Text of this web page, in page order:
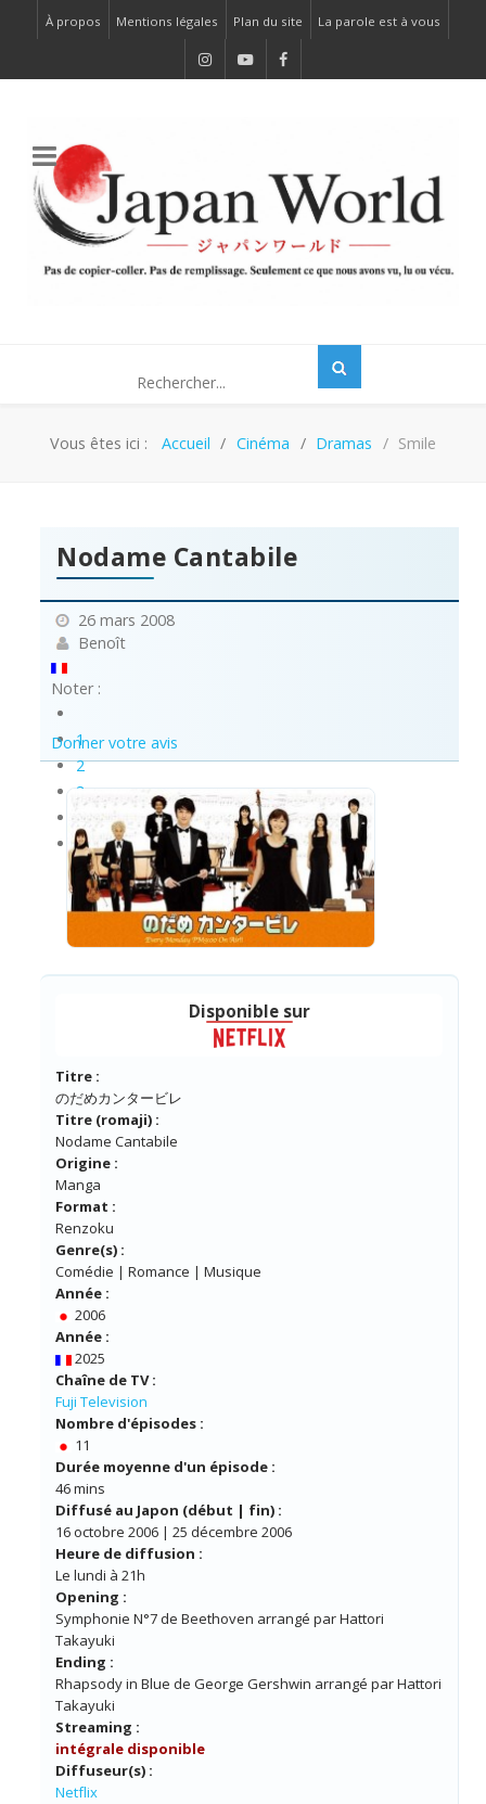
À propos Mentions légales Plan du site La parole est à vous
Vous êtes ici : Accueil Cinéma Dramas Smile
Nodame Cantabile
26 mars 2008
Benoît
Noter :
1
2
3
4
5
Donner votre avis
Disponible sur
Titre :
のだめカンタービレ
Titre (romaji) :
Nodame Cantabile
Origine :
Manga
Format :
Renzoku
Genre(s) :
Comédie | Romance | Musique
Année :
2006
Année :
2025
Chaîne de TV :
Fuji Television
Nombre d'épisodes :
11
Durée moyenne d'un épisode :
46 mins
Diffusé au Japon (début | fin) :
16 octobre 2006 | 25 décembre 2006
Heure de diffusion :
Le lundi à 21h
Opening :
Symphonie N°7 de Beethoven arrangé par Hattori
Takayuki
Ending :
Rhapsody in Blue de George Gershwin arrangé par Hattori
Takayuki
Streaming :
intégrale disponible
Diffuseur(s) :
Netflix